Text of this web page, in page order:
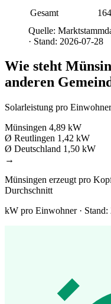
Gesamt
164
Quelle:
· Stand: 2026-07-28
Wie steht
anderen
Solarleistung pro Einwohner
Münsingen 4,89 kW
Ø Reutlingen 1,42 kW
Ø Deutschland 1,50 kW
→
Münsingen erzeugt pro
Durchschnitt
kW pro Einwohner · Stand: